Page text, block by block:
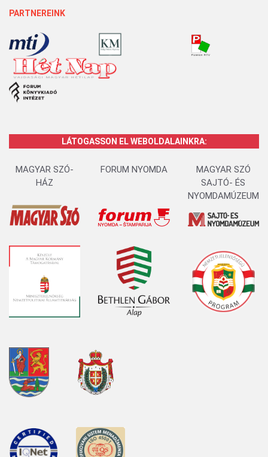
PARTNEREINK
LÁTOGASSON EL WEBOLDALAINKRA:
MAGYAR SZÓ-
HÁZ
FORUM NYOMDA
MAGYAR SZÓ
SAJTÓ- ÉS
NYOMDAMÚZEUM